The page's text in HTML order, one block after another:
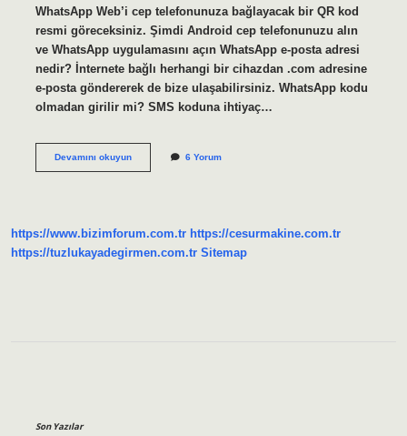
WhatsApp Web’i cep telefonunuza bağlayacak bir QR kod
resmi göreceksiniz. Şimdi Android cep telefonunuzu alın
ve WhatsApp uygulamasını açın WhatsApp e-posta adresi
nedir? İnternete bağlı herhangi bir cihazdan .com adresine
e-posta göndererek de bize ulaşabilirsiniz. WhatsApp kodu
olmadan girilir mi? SMS koduna ihtiyaç…
Devamını okuyunE-
6 Yorum
https://www.bizimforum.com.tr https://cesurmakine.com.tr
https://tuzlukayadegirmen.com.tr Sitemap
Son Yazılar